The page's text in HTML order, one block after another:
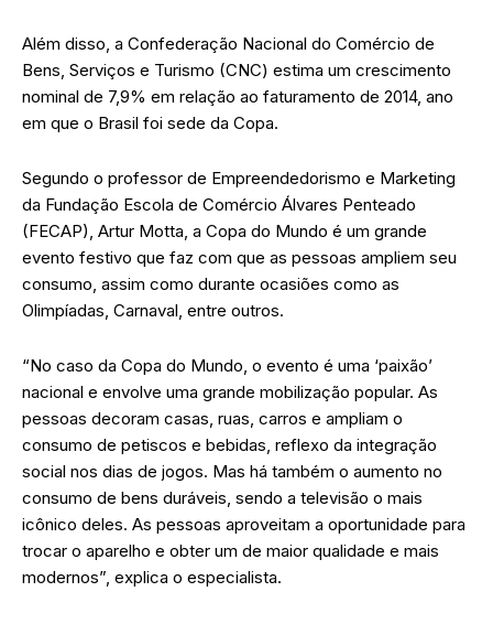
Além disso, a Confederação Nacional do Comércio de
Bens, Serviços e Turismo (CNC) estima um crescimento
nominal de 7,9% em relação ao faturamento de 2014, ano
em que o Brasil foi sede da Copa.
Segundo o professor de Empreendedorismo e Marketing
da Fundação Escola de Comércio Álvares Penteado
(FECAP), Artur Motta, a Copa do Mundo é um grande
evento festivo que faz com que as pessoas ampliem seu
consumo, assim como durante ocasiões como as
Olimpíadas, Carnaval, entre outros.
“No caso da Copa do Mundo, o evento é uma ‘paixão’
nacional e envolve uma grande mobilização popular. As
pessoas decoram casas, ruas, carros e ampliam o
consumo de petiscos e bebidas, reflexo da integração
social nos dias de jogos. Mas há também o aumento no
consumo de bens duráveis, sendo a televisão o mais
icônico deles. As pessoas aproveitam a oportunidade para
trocar o aparelho e obter um de maior qualidade e mais
modernos”, explica o especialista.